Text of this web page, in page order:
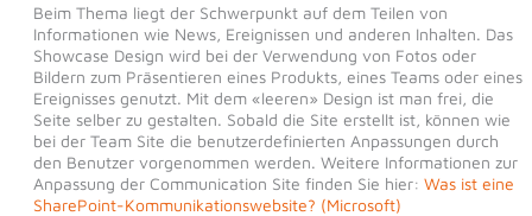
Beim Thema liegt der Schwerpunkt auf dem Teilen von
Informationen wie News, Ereignissen und anderen Inhalten. Das
Showcase Design wird bei der Verwendung von Fotos oder
Bildern zum Präsentieren eines Produkts, eines Teams oder eines
Ereignisses genutzt. Mit dem «leeren» Design ist man frei, die
Seite selber zu gestalten. Sobald die Site erstellt ist, können wie
bei der Team Site die benutzerdefinierten Anpassungen durch
den Benutzer vorgenommen werden. Weitere Informationen zur
Anpassung der Communication Site finden Sie hier: Was ist eine
SharePoint-Kommunikationswebsite? (Microsoft)